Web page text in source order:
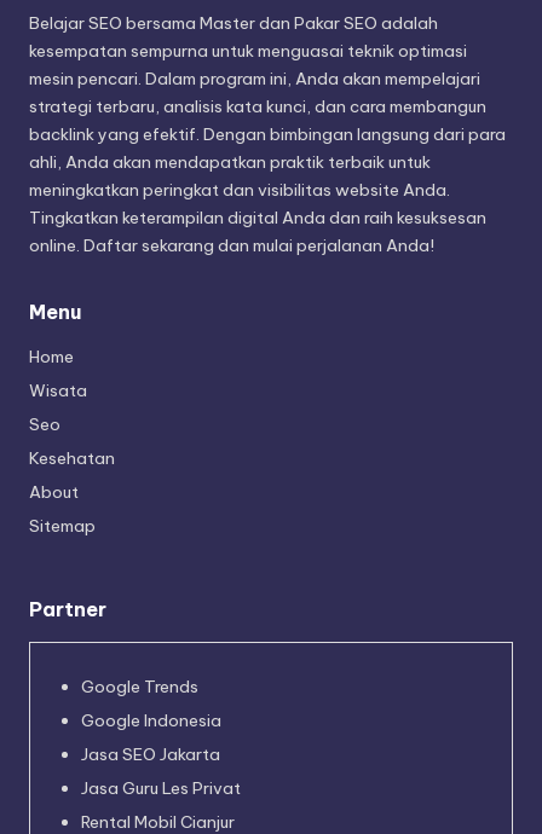
Belajar SEO bersama Master dan Pakar SEO adalah
kesempatan sempurna untuk menguasai teknik optimasi
mesin pencari. Dalam program ini, Anda akan mempelajari
strategi terbaru, analisis kata kunci, dan cara membangun
backlink yang efektif. Dengan bimbingan langsung dari para
ahli, Anda akan mendapatkan praktik terbaik untuk
meningkatkan peringkat dan visibilitas website Anda.
Tingkatkan keterampilan digital Anda dan raih kesuksesan
online. Daftar sekarang dan mulai perjalanan Anda!
Menu
Home
Wisata
Seo
Kesehatan
About
Sitemap
Partner
Google Trends
Google Indonesia
Jasa SEO Jakarta
Jasa Guru Les Privat
Rental Mobil Cianjur